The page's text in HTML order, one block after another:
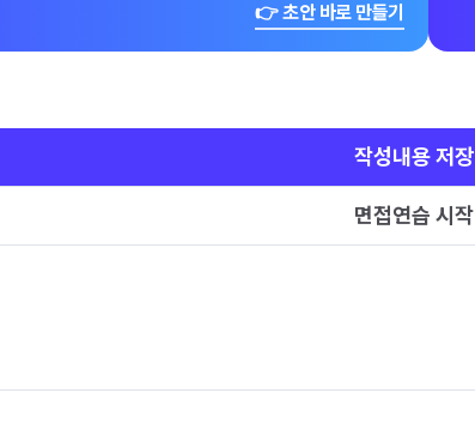
👉 초안 바로 만들기
작성내용 저장
면접연습 시작